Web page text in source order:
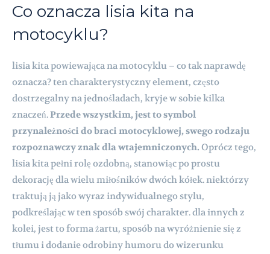
Co oznacza lisia kita na
motocyklu?
lisia kita powiewająca na motocyklu – co tak naprawdę
oznacza? ten charakterystyczny element, często
dostrzegalny na jednośladach, kryje w sobie kilka
znaczeń.Przede wszystkim, jest to symbol
przynależności do braci motocyklowej, swego rodzaju
rozpoznawczy znak dla wtajemniczonych. Oprócz tego,
lisia kita pełni rolę ozdobną, stanowiąc po prostu
dekorację dla wielu miłośników dwóch kółek. niektórzy
traktują ją jako wyraz indywidualnego stylu,
podkreślając w ten sposób swój charakter. dla innych z
kolei, jest to forma żartu, sposób na wyróżnienie się z
tłumu i dodanie odrobiny humoru do wizerunku